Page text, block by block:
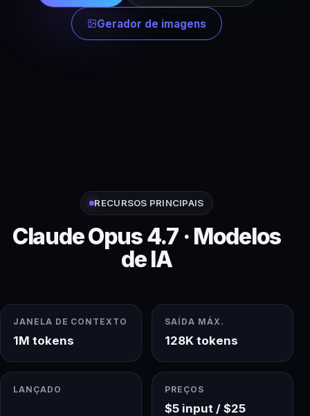
Gerador de imagens
RECURSOS PRINCIPAIS
Claude Opus 4.7 · Modelos
de IA
JANELA DE CONTEXTO
1M tokens
SAÍDA MÁX.
128K tokens
LANÇADO PREÇOS
$5 input / $25